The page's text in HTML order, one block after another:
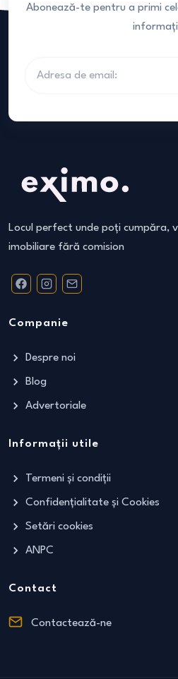
Abonează-te pentru a primi
Locul perfect unde poți cumpăra,
imobiliare fără comision
Companie
Despre noi
Blog
Advertoriale
Informații utile
Termeni și condiții
Confidențialitate și Cookies
Setări cookies
ANPC
Contact
Contactează-ne